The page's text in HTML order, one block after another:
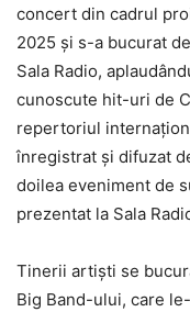
concert din cadrul
2025 și s-a bucurat
Sala Radio,
cunoscute hit-uri de
repertoriul
înregistrat și difuzat
doilea eveniment de
prezentat la Sala
Tinerii artiști se
Big Band-ului, care